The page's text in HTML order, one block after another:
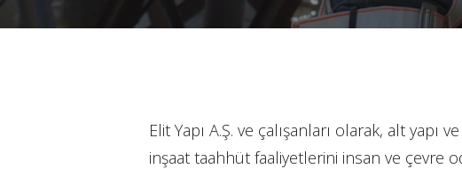
Elit Yapı A.Ş. ve çalışanları olarak, alt yapı
inşaat taahhüt faaliyetlerini insan ve çevre